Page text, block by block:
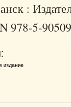
:
978-5-
издание